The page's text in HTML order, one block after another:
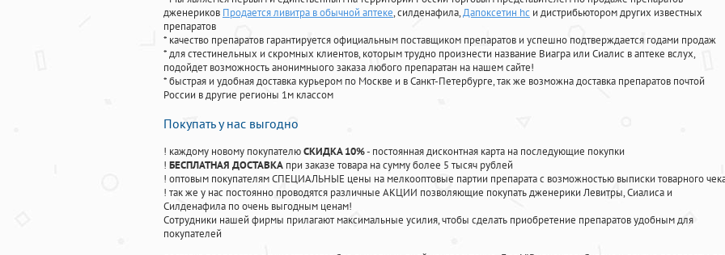
дженериков Продается ливитра в обычной аптеке, силденафила,Дапоксетин hc и дистрибьютором других известных
препаратов
* качество препаратов гарантируется официальным поставщиком препаратов и успешно подтверждается годами продаж
* для стестинельных и скромных клиентов, которым трудно произнести название Виагра или Сиалис в аптеке вслух,
подойдет возможность анонимныого заказа любого препаратан на нашем сайте!
* быстрая и удобная доставка курьером по Москве и в Санкт-Петербурге, так же возможна доставка препаратов почтой
России в другие регионы 1м классом
Покупать у нас выгодно
! каждому новому покупателюСКИДКА 10%- постоянная дисконтная карта на последующие покупки
! БЕСПЛАТНАЯ ДОСТАВКА при заказе товара на сумму более 5 тысяч рублей
! оптовым покупателям СПЕЦИАЛЬНЫЕ цены на мелкооптовые партии препарата с возможностью выписки товарного
! так же у нас постоянно проводятся различные АКЦИИ позволяющие покупать дженерики Левитры, Сиалиса и
Силденафила по очень выгодным ценам!
Cотрудники нашей фирмы прилагают максимальные усилия, чтобы сделать приобретение препаратов удобным для
покупателей